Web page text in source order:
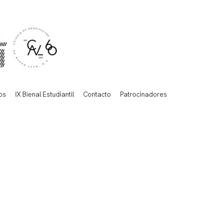
IX Bienal Estudiantil Contacto Patrocinadores